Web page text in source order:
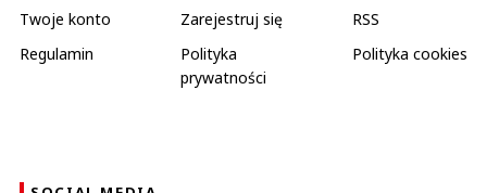
Twoje konto
Zarejestruj się
RSS
Regulamin
Polityka
prywatności
Polityka cookies